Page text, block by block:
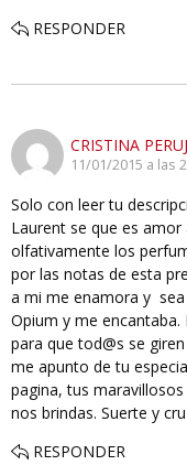
RESPONDER
CRISTINA
11/01/2015 a las
Solo con leer tu
Laurent se que es
olfativamente los
por las notas de esta
a mi me enamora y
Opium y me
para que tod@s se
me apunto de tu
pagina, tus
nos brindas. Suerte y
RESPONDER